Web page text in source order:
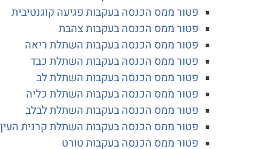
פטור ממס הכנסה בעקבות פגיעה קוגנטיבית
פטור ממס הכנסה בעקבות צהבת
פטור ממס הכנסה בעקבות השתלת ריאה
פטור ממס הכנסה בעקבות השתלת כבד
פטור ממס הכנסה בעקבות השתלת לב
פטור ממס הכנסה בעקבות השתלת כליה
פטור ממס הכנסה בעקבות השתלת לבלב
פטור ממס הכנסה בעקבות השתלת קרנית העין
פטור ממס הכנסה בעקבות טורט